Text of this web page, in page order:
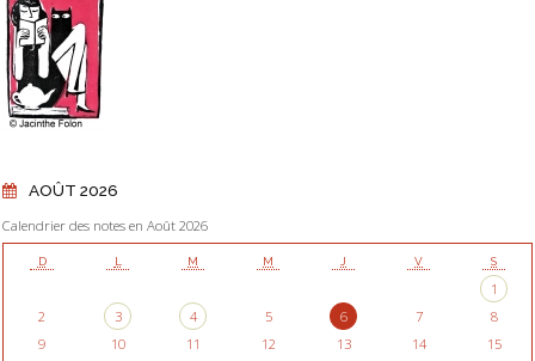
AOÛT 2026
Calendrier des notes en Août 2026
D L M M J V S
1
2
3 4 5 6 7
8
9
10 11 12 13 14
15